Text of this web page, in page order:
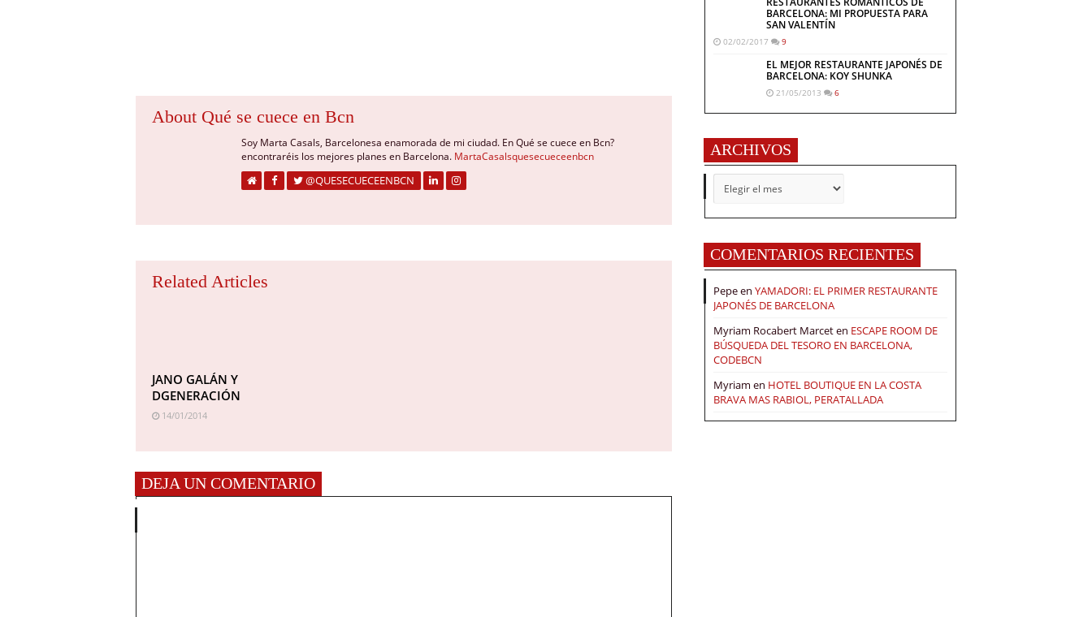
About Qué se cuece en Bcn
Soy Marta Casals, Barcelonesa enamorada de mi ciudad. En Qué se cuece en Bcn?
encontraréis los mejores planes en Barcelona. MartaCasalsquesecueceenbcn
@QUESECUECEENBCN
Related Articles
JANO GALÁN Y
DGENERACIÓN
14/01/2014
DEJA UN COMENTARIO
BARCELONA: MI PROPUESTA PARA
SAN VALENTÍN
02/02/2017 9
EL MEJOR RESTAURANTE JAPONÉS DE
BARCELONA: KOY SHUNKA
21/05/2013 6
ARCHIVOS
ARCHIVOS
COMENTARIOS RECIENTES
Pepeen YAMADORI: EL PRIMER RESTAURANTE
JAPONÉS DE BARCELONA
Myriam Rocabert Marceten ESCAPE ROOM DE
BÚSQUEDA DEL TESORO EN BARCELONA,
CODEBCN
Myriam en HOTEL BOUTIQUE EN LA COSTA
BRAVA MAS RABIOL, PERATALLADA